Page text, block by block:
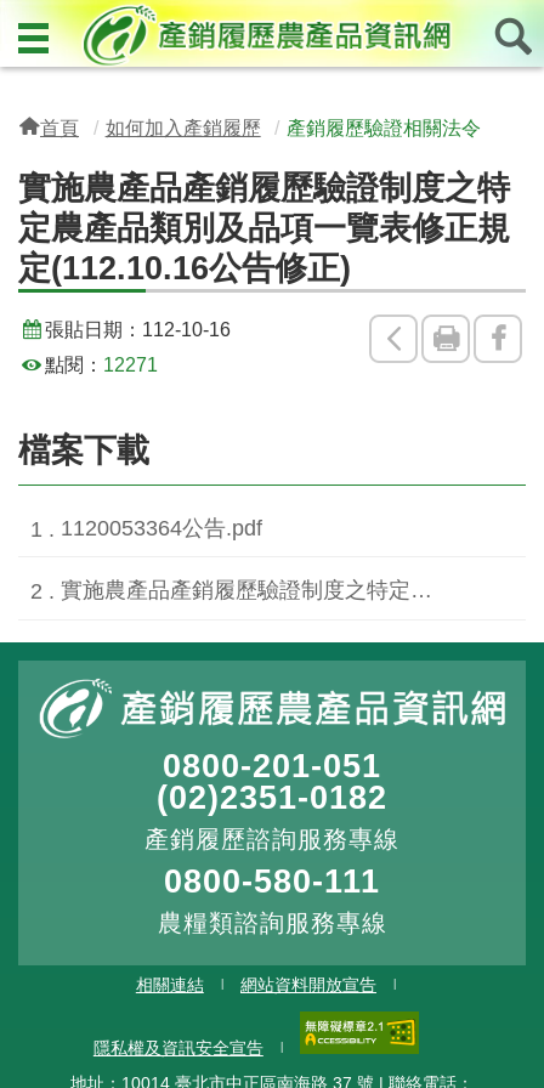
首頁 如何加入產銷履歷 產銷履歷驗證相關法令
實施農產品產銷履歷驗證制度之特
定農產品類別及品項一覽表修正規
定(112.10.16公告修正)
回
頁
友
印
張貼日期： 112-10-16
點閱： 12271
檔案下載
1120053364公告.pdf
實施農產品產銷履歷驗證制度之特定農產品類別及品項一覽表(112.10.16公告修正).pdf
0800-201-051
(02)2351-0182
產銷履歷諮詢服務專線
0800-580-111
農糧類諮詢服務專線
相關連結 網站資料開放宣告
隱私權及資訊安全宣告
地址：10014 臺北市中正區南海路 37 號 | 聯絡電話：